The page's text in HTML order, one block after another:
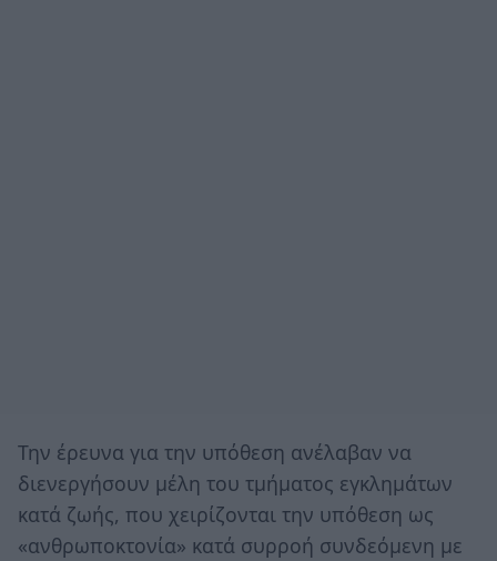
Την έρευνα για την υπόθεση ανέλαβαν να
διενεργήσουν μέλη του τμήματος εγκλημάτων
κατά ζωής, που χειρίζονται την υπόθεση ως
«ανθρωποκτονία» κατά συρροή συνδεόμενη με